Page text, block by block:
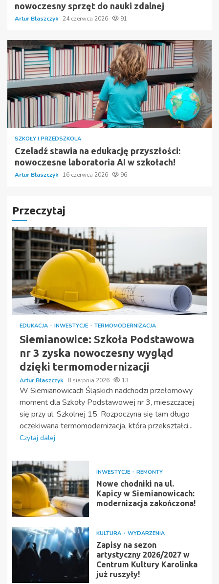
nowoczesny sprzęt do nauki zdalnej
Artur Błaszczyk 24 czerwca 2026 91
SZKOŁY I PRZEDSZKOLA
Czeladź stawia na edukację przyszłości:
nowoczesne laboratoria AI w szkołach!
Artur Błaszczyk 16 czerwca 2026 96
Przeczytaj
EDUKACJA INWESTYCJE TERMOMODERNIZACJA
Siemianowice: Szkoła Podstawowa
nr 3 zyska nowoczesny wygląd
dzięki termomodernizacji
Artur Błaszczyk 8 sierpnia 2026 13
W Siemianowicach Śląskich nadchodzi przełomowy
moment dla Szkoły Podstawowej nr 3, mieszczącej
się przy ul. Szkolnej 15. Rozpoczyna się tam długo
oczekiwana termomodernizacja, która przekształci...
Czytaj dalej
INWESTYCJE REMONTY
Nowe chodniki na ul.
Kapicy w Siemianowicach:
modernizacja zakończona!
KULTURA WYDARZENIA
Zapisy na sezon
artystyczny 2026/2027 w
Centrum Kultury Karolinka
już ruszyły!